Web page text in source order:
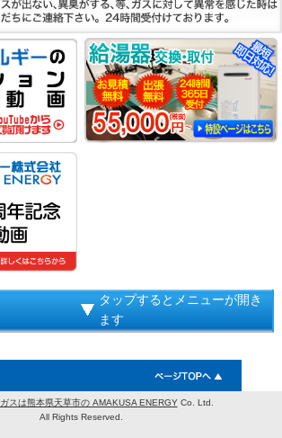
タップするとメニューが開き
ます
ガスは熊本県天草市の AMAKUSA ENERGYCo. Ltd.
All Rights Reserved.